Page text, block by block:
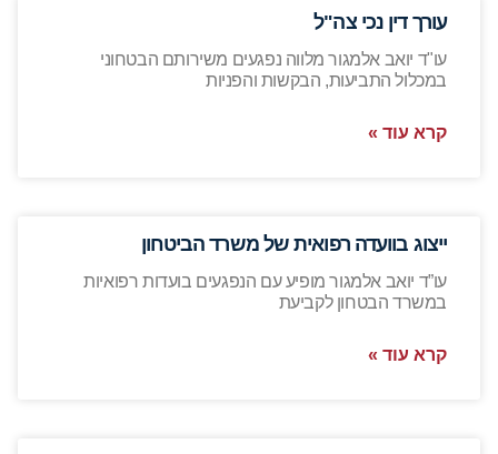
עורך דין נכי צה"ל
עו"ד יואב אלמגור מלווה נפגעים משירותם הבטחוני
במכלול התביעות, הבקשות והפניות
קרא עוד »
ייצוג בוועדה רפואית של משרד הביטחון
עו”ד יואב אלמגור מופיע עם הנפגעים בועדות רפואיות
במשרד הבטחון לקביעת
קרא עוד »